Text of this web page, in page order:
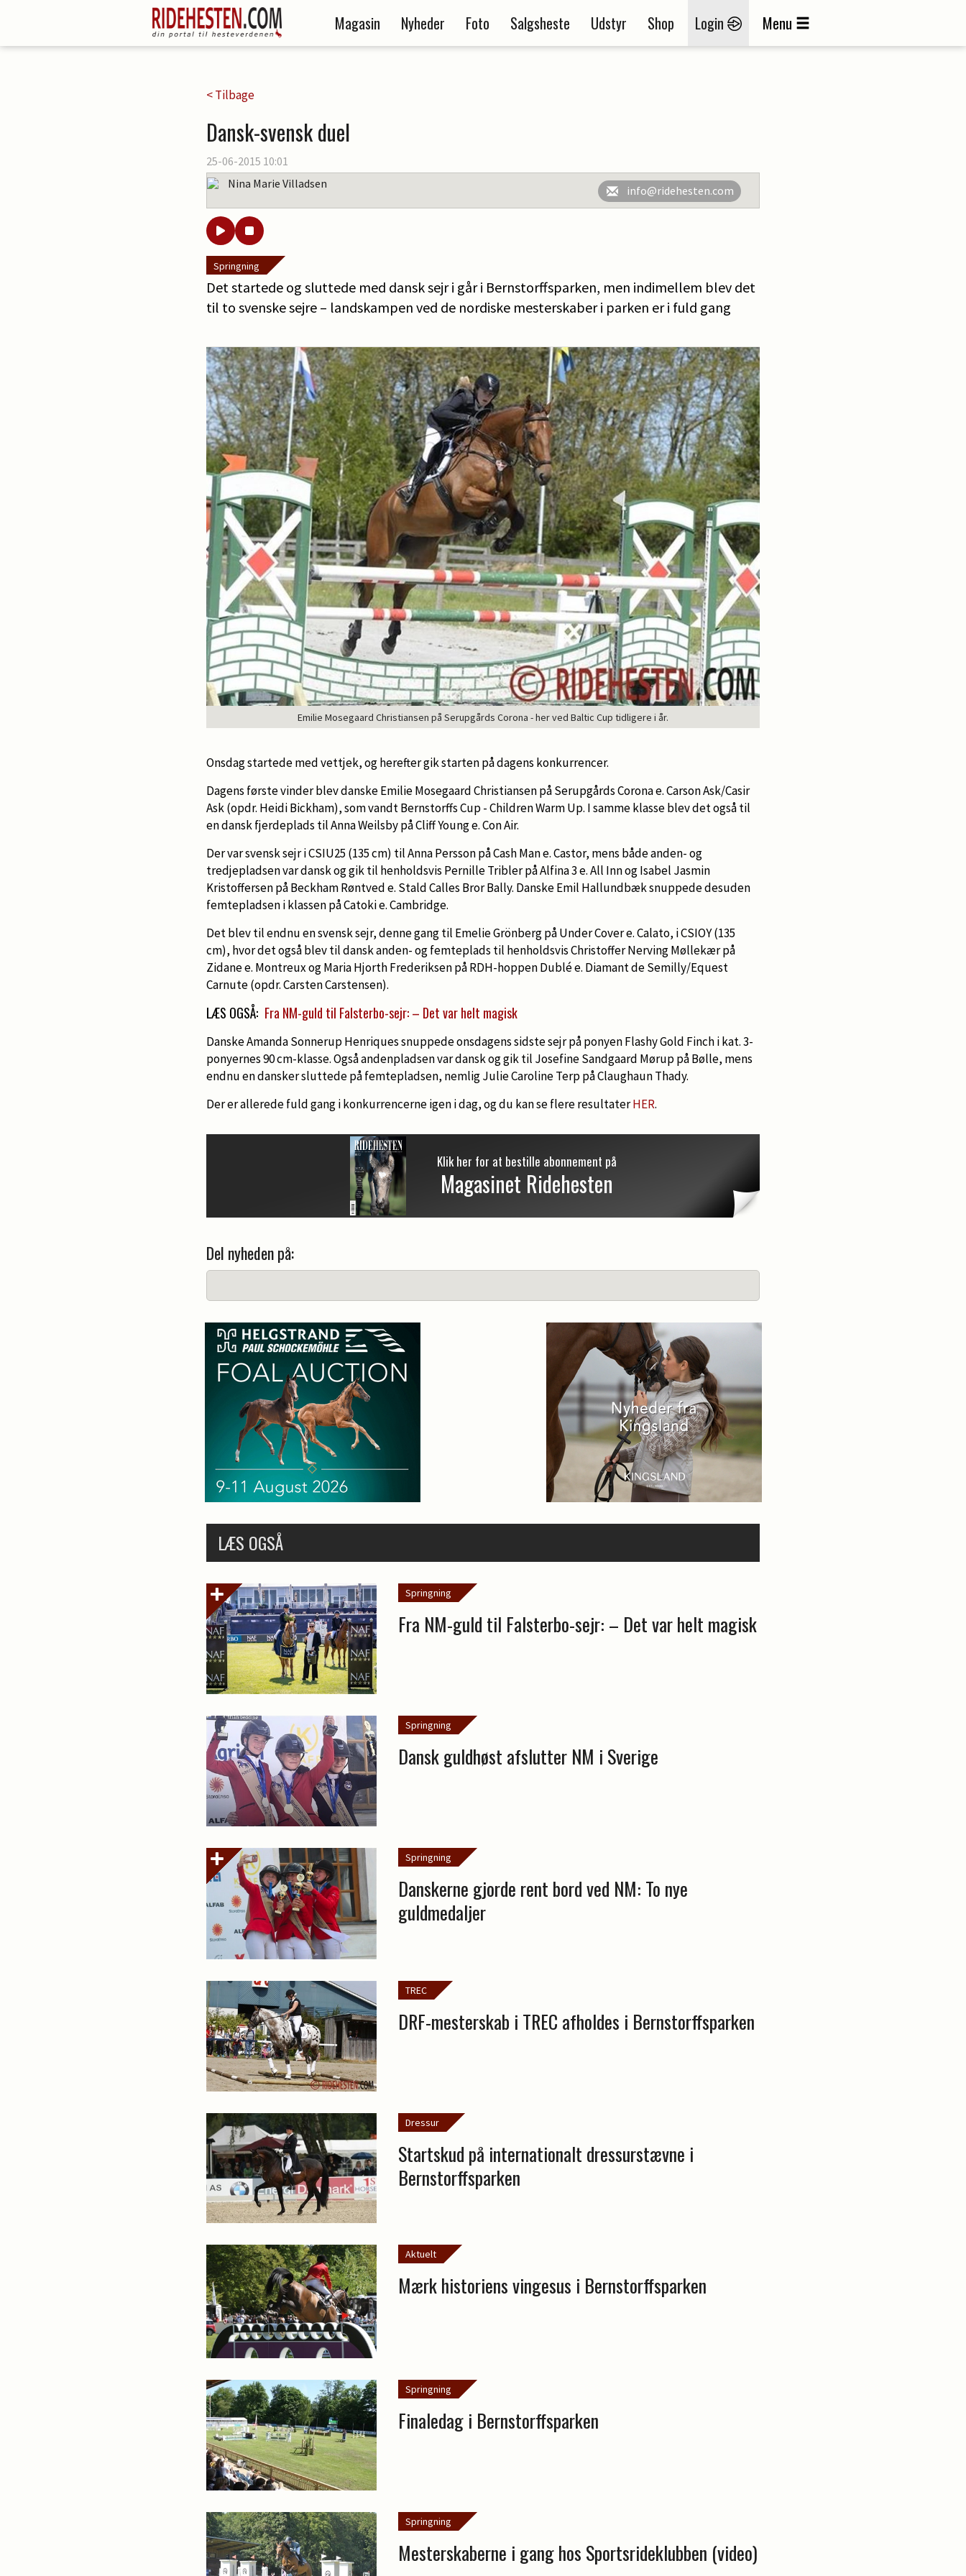
Magasin Nyheder Foto Salgsheste Udstyr Shop Login Menu
< Tilbage
Dansk-svensk duel
25-06-2015 10:01
Nina Marie Villadsen
info@ridehesten.com
Springning
Det startede og sluttede med dansk sejr i går i Bernstorffsparken, men indimellem blev det
til to svenske sejre – landskampen ved de nordiske mesterskaber i parken er i fuld gang
Emilie Mosegaard Christiansen på Serupgårds Corona - her ved Baltic Cup tidligere i år.
Onsdag startede med vettjek, og herefter gik starten på dagens konkurrencer.
Dagens første vinder blev danske Emilie Mosegaard Christiansen på Serupgårds Corona e. Carson Ask/Casir
Ask (opdr. Heidi Bickham), som vandt Bernstorffs Cup - Children Warm Up. I samme klasse blev det også til
en dansk fjerdeplads til Anna Weilsby på Cliff Young e. Con Air.
Der var svensk sejr i CSIU25 (135 cm) til Anna Persson på Cash Man e. Castor, mens både anden- og
tredjepladsen var dansk og gik til henholdsvis Pernille Tribler på Alfina 3 e. All Inn og Isabel Jasmin
Kristoffersen på Beckham Røntved e. Stald Calles Bror Bally. Danske Emil Hallundbæk snuppede desuden
femtepladsen i klassen på Catoki e. Cambridge.
Det blev til endnu en svensk sejr, denne gang til Emelie Grönberg på Under Cover e. Calato, i CSIOY (135
cm), hvor det også blev til dansk anden- og femteplads til henholdsvis Christoffer Nerving Møllekær på
Zidane e. Montreux og Maria Hjorth Frederiksen på RDH-hoppen Dublé e. Diamant de Semilly/Equest
Carnute (opdr. Carsten Carstensen).
LÆS OGSÅ: Fra NM-guld til Falsterbo-sejr: – Det var helt magisk
Danske Amanda Sonnerup Henriques snuppede onsdagens sidste sejr på ponyen Flashy Gold Finch i kat. 3-
ponyernes 90 cm-klasse. Også andenpladsen var dansk og gik til Josefine Sandgaard Mørup på Bølle, mens
endnu en dansker sluttede på femtepladsen, nemlig Julie Caroline Terp på Claughaun Thady.
Der er allerede fuld gang i konkurrencerne igen i dag, og du kan se flere resultaterHER.
Klik her for at bestille abonnement på
Magasinet Ridehesten
Del nyheden på:
LÆS OGSÅ
Springning
Fra NM-guld til Falsterbo-sejr: – Det var helt magisk
Springning
Dansk guldhøst afslutter NM i Sverige
Springning
Danskerne gjorde rent bord ved NM: To nye
guldmedaljer
TREC
DRF-mesterskab i TREC afholdes i Bernstorffsparken
Dressur
Startskud på internationalt dressurstævne i
Bernstorffsparken
Aktuelt
Mærk historiens vingesus i Bernstorffsparken
Springning
Finaledag i Bernstorffsparken
Springning
Mesterskaberne i gang hos Sportsrideklubben (video)